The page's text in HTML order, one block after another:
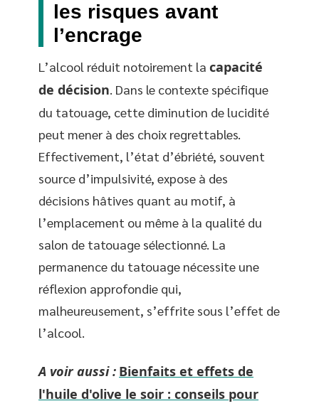
les risques avant
l’encrage
L’alcool réduit notoirement la capacité
de décision. Dans le contexte spécifique
du tatouage, cette diminution de lucidité
peut mener à des choix regrettables.
Effectivement, l’état d’ébriété, souvent
source d’impulsivité, expose à des
décisions hâtives quant au motif, à
l’emplacement ou même à la qualité du
salon de tatouage sélectionné. La
permanence du tatouage nécessite une
réflexion approfondie qui,
malheureusement, s’effrite sous l’effet de
l’alcool.
A voir aussi : Bienfaits et effets de
l'huile d'olive le soir : conseils pour